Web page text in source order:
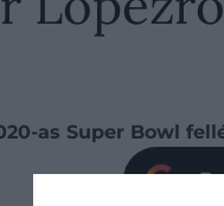
as Super Bowl